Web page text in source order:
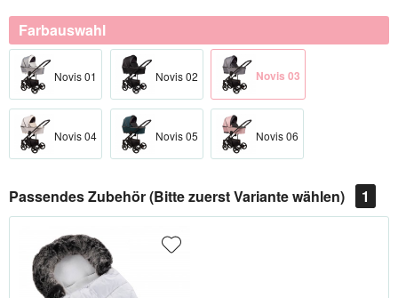
Farbauswahl
Novis 01 Novis 02 Novis 03
Novis 04 Novis 05 Novis 06
Passendes Zubehör (Bitte zuerst Variante wählen) 1